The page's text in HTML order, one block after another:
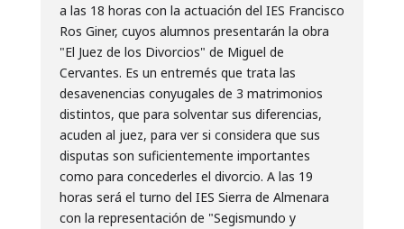
a las 18 horas con la actuación del IES Francisco
Ros Giner, cuyos alumnos presentarán la obra
"El Juez de los Divorcios" de Miguel de
Cervantes. Es un entremés que trata las
desavenencias conyugales de 3 matrimonios
distintos, que para solventar sus diferencias,
acuden al juez, para ver si considera que sus
disputas son suficientemente importantes
como para concederles el divorcio. A las 19
horas será el turno del IES Sierra de Almenara
con la representación de "Segismundo y